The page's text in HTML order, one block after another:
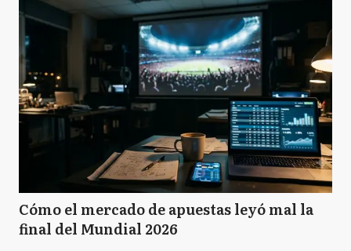
Cómo el mercado de apuestas leyó mal la
final del Mundial 2026